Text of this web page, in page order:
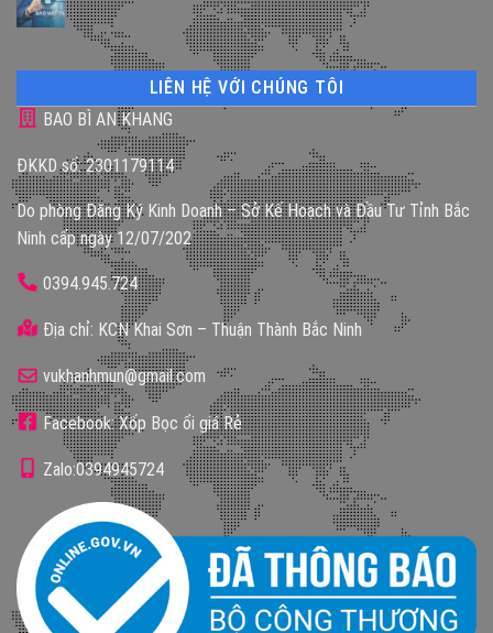
LIÊN HỆ VỚI CHÚNG TÔI
BAO BÌ AN KHANG
ĐKKD số: 2301179114
Do phòng Đăng Ký Kinh Doanh – Sở Kế Hoạch và Đầu Tư Tỉnh Bắc
Ninh cấp ngày 12/07/202
0394.945.724
Địa chỉ: KCN Khai Sơn – Thuận Thành Bắc Ninh
vukhanhmun@gmail.com
Facebook: Xốp Bọc ổi giá Rẻ
Zalo:0394945724